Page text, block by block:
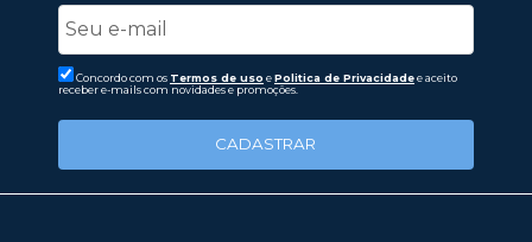
Concordo com os Termos de uso ePolitica de Privacidadee aceito
receber e-mails com novidades e promoções.
CADASTRAR